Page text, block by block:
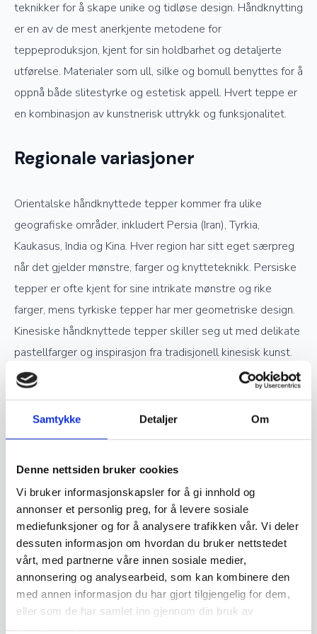
Samtykke Detaljer Om
Denne nettsiden bruker cookies
Vi bruker informasjonskapsler for å gi innhold og
annonser et personlig preg, for å levere sosiale
mediefunksjoner og for å analysere trafikken vår. Vi deler
dessuten informasjon om hvordan du bruker nettstedet
vårt, med partnerne våre innen sosiale medier,
annonsering og analysearbeid, som kan kombinere den
med annen informasjon du har gjort tilgjengelig for dem,
eller som de har samlet inn gjennom din bruk av
teknikker for å skape unike og tidløse design. Håndknytting
er en av de mest anerkjente metodene for
teppeproduksjon, kjent for sin holdbarhet og detaljerte
utførelse. Materialer som ull, silke og bomull benyttes for å
oppnå både slitestyrke og estetisk appell. Hvert teppe er
en kombinasjon av kunstnerisk uttrykk og funksjonalitet.
Regionale variasjoner
Orientalske håndknyttede tepper kommer fra ulike
geografiske områder, inkludert Persia (Iran), Tyrkia,
Kaukasus, India og Kina. Hver region har sitt eget særpreg
når det gjelder mønstre, farger og knytteteknikk. Persiske
tepper er ofte kjent for sine intrikate mønstre og rike
farger, mens tyrkiske tepper har mer geometriske design.
Kinesiske håndknyttede tepper skiller seg ut med delikate
pastellfarger og inspirasjon fra tradisjonell kinesisk kunst.
Verdsettelse og investering
Ekte håndknyttede orientalske tepper er ettertraktede
samlerobjekter og kan være en god investering. Jo høyere
kvalitet og finere knytting et teppe har, desto mer
verdifullt blir det over tid. Opprinnelse, materialvalg og
knutetetthet spiller en stor rolle i vurderingen av et teppes
verdi, og godt vedlikeholdte håndknyttede tepper kan gå i
arv i generasjoner.
Vedlikehold og levetid